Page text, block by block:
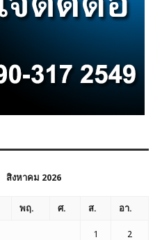
สิงหาคม 2026
พฤ. ศ. ส. อา.
1 2